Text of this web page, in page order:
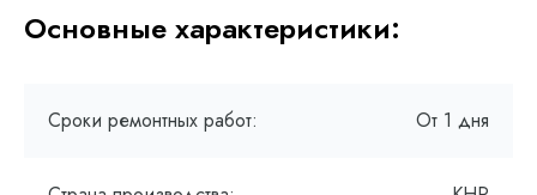
Основные характеристики:
Сроки ремонтных работ: От 1 дня